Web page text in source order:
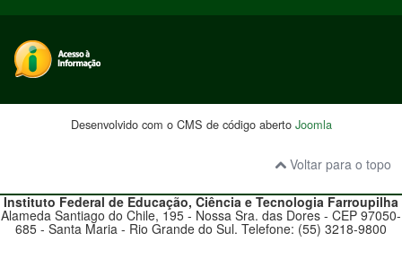
Desenvolvido com o CMS de código aberto Joomla
Voltar para o topo
Instituto Federal de Educação, Ciência e TecnologiaFarroupilha
Alameda Santiago do Chile, 195 - Nossa Sra. das Dores - CEP 97050-
685 - Santa Maria - Rio Grande do Sul. Telefone: (55) 3218-9800